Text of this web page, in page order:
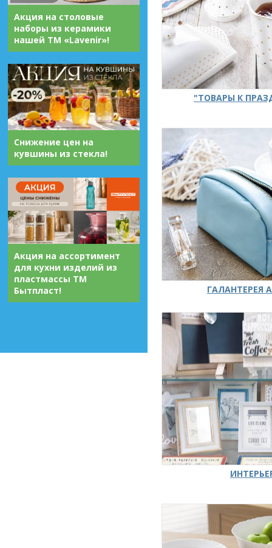
Акция на столовые
наборы из керамики
нашей ТМ «Lavenir»!
Снижение цен на
кувшины из стекла!
Акция на ассортимент
для кухни изделий из
пластмассы ТМ
Бытпласт!
"ТОВАРЫ К
ГАЛАНТЕРЕЯ